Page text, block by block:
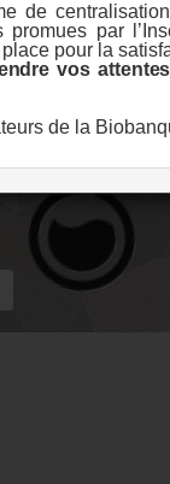
de
promues par
pour la
vos
de la